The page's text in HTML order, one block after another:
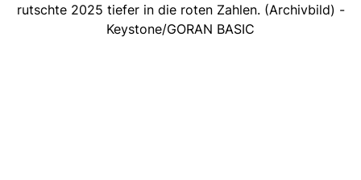
rutschte 2025 tiefer in die roten Zahlen. (Archivbild) -
Keystone/GORAN BASIC